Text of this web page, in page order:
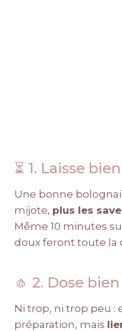
⏳ 1. Laisse
Une bonne
mijote, plus les
Même 10 minutes
doux feront toute la
🧄 2. Dose
Ni trop, ni trop peu :
préparation, mais